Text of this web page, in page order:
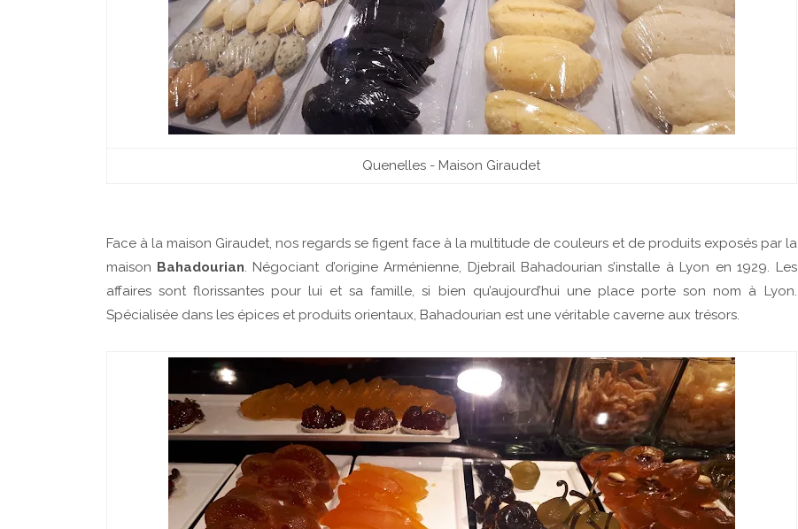
Quenelles - Maison Giraudet
Face à la maison Giraudet, nos regards se figent face à la multitude de couleurs et de produits exposés par la
maison Bahadourian . Négociant d’origine Arménienne, Djebrail Bahadourian s’installe à Lyon en 1929. Les
affaires sont florissantes pour lui et sa famille, si bien qu’aujourd’hui une place porte son nom à Lyon.
Spécialiséedans les épices et produits orientaux, Bahadourian est une véritable caverne aux trésors.